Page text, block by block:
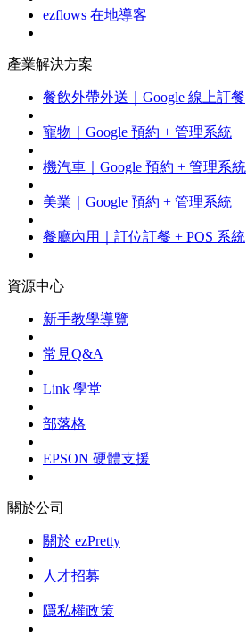
ezflows 在地導客
產業解決方案
餐飲外帶外送｜Google 線上訂餐
寵物｜Google 預約 + 管理系統
機汽車｜Google 預約 + 管理系統
美業｜Google 預約 + 管理系統
餐廳內用｜訂位訂餐 + POS 系統
資源中心
新手教學導覽
常見Q&A
Link 學堂
部落格
EPSON 硬體支援
關於公司
關於 ezPretty
人才招募
隱私權政策